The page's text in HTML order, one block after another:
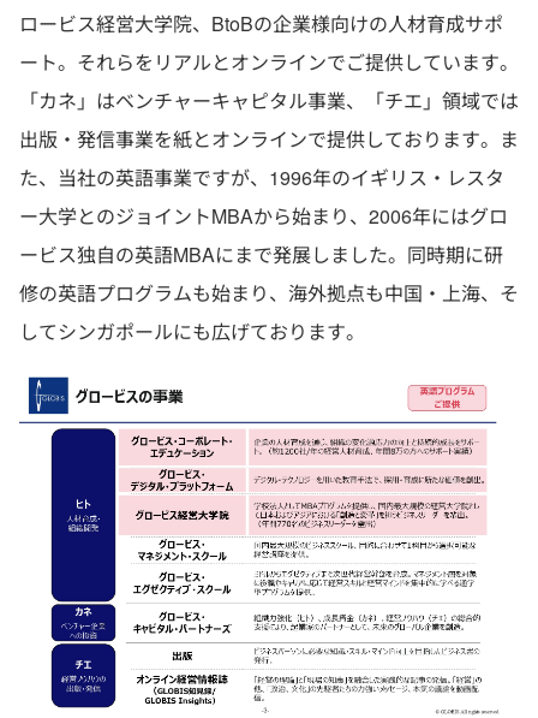
ロービス経営大学院、BtoBの企業様向けの人材育成サポ
ート。それらをリアルとオンラインでご提供しています。
「カネ」はベンチャーキャピタル事業、「チエ」領域では
出版・発信事業を紙とオンラインで提供しております。ま
た、当社の英語事業ですが、1996年のイギリス・レスタ
ー大学とのジョイントMBAから始まり、2006年にはグロ
ービス独自の英語MBAにまで発展しました。同時期に研
修の英語プログラムも始まり、海外拠点も中国・上海、そ
してシンガポールにも広げております。